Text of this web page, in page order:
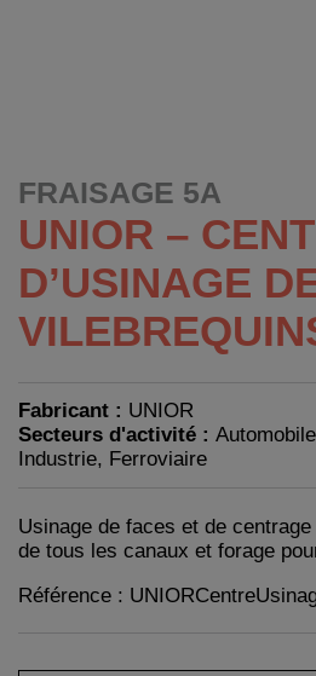
FRAISAGE 5A
UNIOR –
D’USINAGE
Fabricant : UNIOR
Secteurs d'activité :
Industrie, Ferroviaire
Usinage de faces et de
de tous les canaux et forage
Référence :